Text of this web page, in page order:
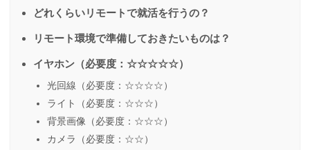
どれくらいリモートで就活を行うの？
リモート環境で準備しておきたいものは？
イヤホン（必要度：☆☆☆☆☆）
光回線（必要度：☆☆☆☆）
ライト（必要度：☆☆☆）
背景画像（必要度：☆☆☆）
カメラ（必要度：☆☆）